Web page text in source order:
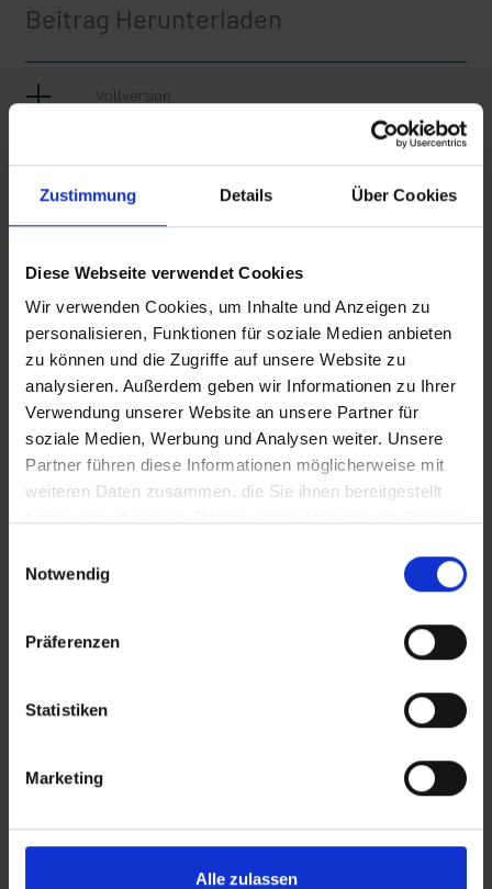
Zustimmung Details Über Cookies
Diese Webseite verwendet Cookies
Wir verwenden Cookies, um Inhalte und Anzeigen zu
personalisieren, Funktionen für soziale Medien anbieten
zu können und die Zugriffe auf unsere Website zu
analysieren. Außerdem geben wir Informationen zu Ihrer
Verwendung unserer Website an unsere Partner für
soziale Medien, Werbung und Analysen weiter. Unsere
Partner führen diese Informationen möglicherweise mit
weiteren Daten zusammen, die Sie ihnen bereitgestellt
Notwendig
Präferenzen
Statistiken
Marketing
Alle zulassen
epd erklärt: Tag der Arbeit
In Sicherheit in Deutschland, in Gedanken im Krieg
Beitrag Herunterladen
Vollversion
CLEAN_Advent
iT_Advent
Zusätzliches Material
Bilder
SRT-Untertitel
Diese Beiträge könnten Sie auch